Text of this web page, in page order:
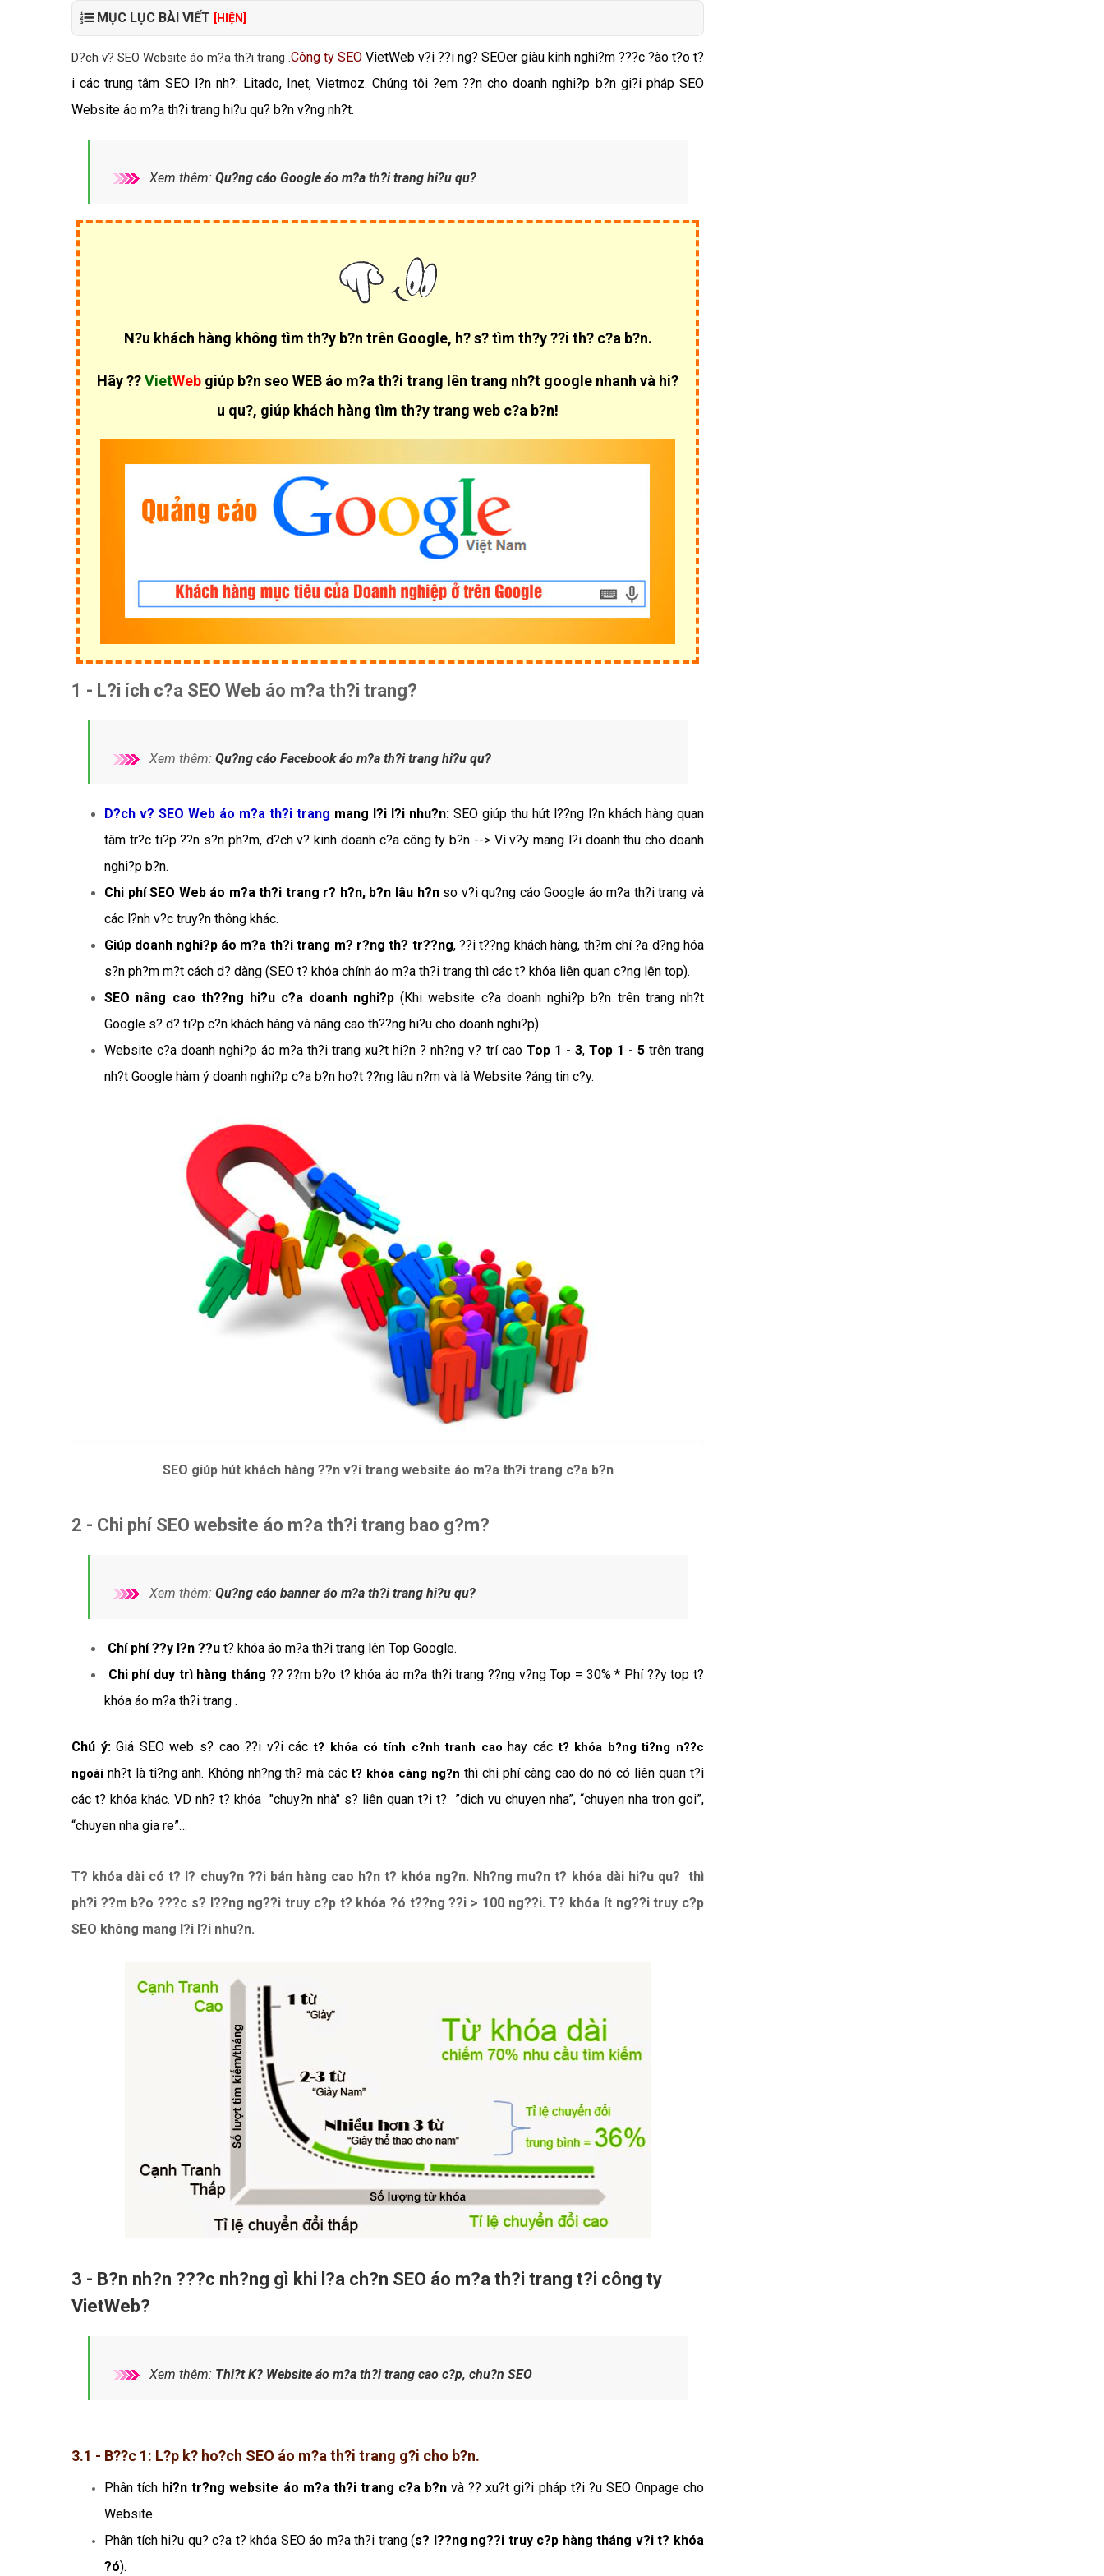
Bảng giá quảng cáo Banner
Bảng giá quản trị Website
MỤC LỤC BÀI VIẾT [HIỆN]
D?ch v? SEO Website áo m?a th?i trang .Công ty SEO VietWeb v?i ??i ng? SEOer giàu kinh nghi?m ???c ?ào t?o t?
i các trung tâm SEO l?n nh?: Litado, Inet, Vietmoz. Chúng tôi ?em ??n cho doanh nghi?p b?n gi?i pháp SEO
Website áo m?a th?i trang hi?u qu? b?n v?ng nh?t.
Xem thêm: Qu?ng cáo Google áo m?a th?i trang hi?u qu?
N?u khách hàng không tìm th?y b?n trên Google, h? s? tìm th?y ??i th? c?a b?n.
Hãy ??VietWeb giúp b?n seo WEB áo m?a th?i trang lên trang nh?t google nhanh và hi?
u qu?, giúp khách hàng tìm th?y trang web c?a b?n!
1 - L?i ích c?a SEO Web áo m?a th?i trang?
Xem thêm: Qu?ng cáo Facebook áo m?a th?i trang hi?u qu?
D?ch v? SEO Web áo m?a th?i trang mang l?i l?i nhu?n: SEO giúp thu hút l??ng l?n khách hàng quan
tâm tr?c ti?p ??n s?n ph?m, d?ch v? kinh doanh c?a công ty b?n --> Vì v?y mang l?i doanh thu cho doanh
nghi?p b?n.
Chi phí SEO Web áo m?a th?i trang r? h?n, b?n lâu h?nso v?i qu?ng cáo Google áo m?a th?i trang và
các l?nh v?c truy?n thông khác.
Giúp doanh nghi?p áo m?a th?i trang m? r?ng th? tr??ng, ??i t??ng khách hàng, th?m chí ?a d?ng hóa
s?n ph?m m?t cách d? dàng (SEO t? khóa chính áo m?a th?i trang thì các t? khóa liên quan c?ng lên top).
SEO nâng cao th??ng hi?u c?a doanh nghi?p(Khi website c?a doanh nghi?p b?n trên trang nh?t
Google s? d? ti?p c?n khách hàng và nâng cao th??ng hi?u cho doanh nghi?p).
Website c?a doanh nghi?p áo m?a th?i trang xu?t hi?n ? nh?ng v? trí cao Top 1 - 3, Top 1 - 5trên trang
nh?t Google hàm ý doanh nghi?p c?a b?n ho?t ??ng lâu n?m và là Website ?áng tin c?y.
SEO giúp hút khách hàng ??n v?i trang website áo m?a th?i trang c?a b?n
2 - Chi phí SEO website áo m?a th?i trang bao g?m?
Xem thêm: Qu?ng cáo banner áo m?a th?i trang hi?u qu?
Chí phí ??y l?n ??u t? khóa áo m?a th?i trang lên Top Google.
Chi phí duy trì hàng tháng ?? ??m b?o t? khóa áo m?a th?i trang ??ng v?ng Top = 30% * Phí ??y top t?
khóa áo m?a th?i trang .
Chú ý:Giá SEO web s? cao ??i v?i cáct? khóa có tính c?nh tranh cao hay cáct? khóa b?ng ti?ng n??c
ngoài nh?t là ti?ng anh. Không nh?ng th? mà cáct? khóa càng ng?n thì chi phí càng cao do nó có liên quan t?i
các t? khóa khác. VD nh? t? khóa "chuy?n nhà" s? liên quan t?i t? ”dich vu chuyen nha”, “chuyen nha tron goi”,
“chuyen nha gia re”…
T? khóa dài có t? l? chuy?n ??i bán hàng cao h?n t? khóa ng?n. Nh?ng mu?n t? khóa dài hi?u qu? thì
ph?i ??m b?o ???c s? l??ng ng??i truy c?p t? khóa ?ó t??ng ??i > 100 ng??i. T? khóa ít ng??i truy c?p
SEO không mang l?i l?i nhu?n.
3 - B?n nh?n ???c nh?ng gì khi l?a ch?n SEO áo m?a th?i trang t?i công ty
VietWeb?
Xem thêm: Thi?t K? Website áo m?a th?i trang cao c?p, chu?n SEO
3.1 - B??c 1: L?p k? ho?ch SEO áo m?a th?i trang g?i cho b?n.
Phân tích hi?n tr?ng website áo m?a th?i trang c?a b?n và ?? xu?t gi?i pháp t?i ?u SEO Onpage cho
Website.
Phân tích hi?u qu? c?a t? khóa SEO áo m?a th?i trang (s? l??ng ng??i truy c?p hàng tháng v?i t? khóa
?ó).